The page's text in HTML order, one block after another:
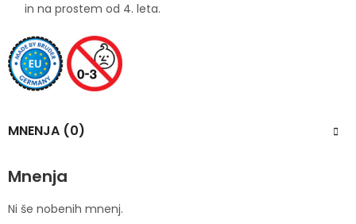
in na prostem od 4. leta.
MNENJA (0)
Mnenja
Ni še nobenih mnenj.